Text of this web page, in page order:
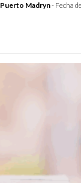
Puerto Madryn- Fecha